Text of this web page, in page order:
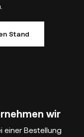
Stand
wir
einer Bestellung